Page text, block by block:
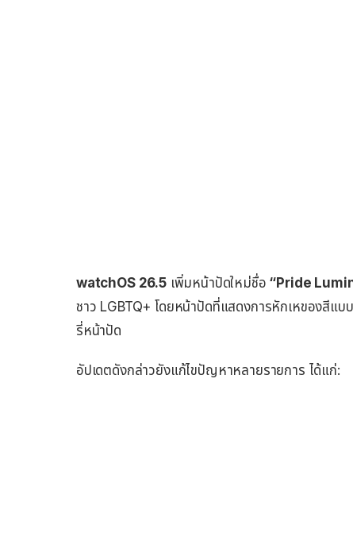
watchOS 26.5เพิ่มหน้าปัดใหม่ชื่อ “Pride
ชาว LGBTQ+ โดยหน้าปัดที่แสดงการหักเหของสี
รี่หน้าปัด
อัปเดตดังกล่าวยังแก้ไขปัญหาหลายรายการ ได้แก่: